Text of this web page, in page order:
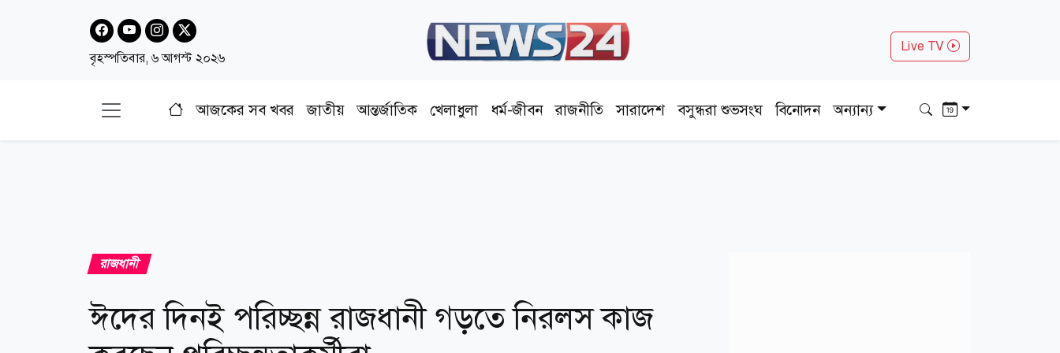
বৃহস্পতিবার, ৬ আগস্ট ২০২৬
Live TV
আজকের সব খবর জাতীয় আন্তর্জাতিক খেলাধুলা ধর্ম-জীবন রাজনীতি সারাদেশ বসুন্ধরা শুভসংঘ বিনোদন অন্যান্য
রাজধানী
ঈদের দিনই পরিচ্ছন্ন রাজধানী গড়তে নিরলস কাজ